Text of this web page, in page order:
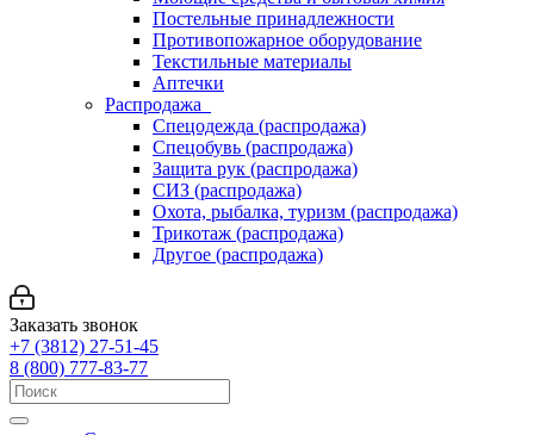
Постельные принадлежности
Противопожарное оборудование
Текстильные материалы
Аптечки
Распродажа
Спецодежда (распродажа)
Спецобувь (распродажа)
Защита рук (распродажа)
СИЗ (распродажа)
Охота, рыбалка, туризм (распродажа)
Трикотаж (распродажа)
Другое (распродажа)
Заказать звонок
+7 (3812) 27-51-45
8 (800) 777-83-77